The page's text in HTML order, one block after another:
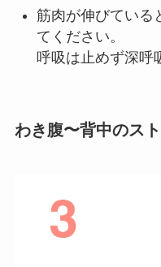
筋肉が伸びている
てください。
呼吸は止めず深呼
わき腹〜背中のス